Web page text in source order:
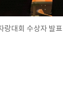
랑대회 수상자 발표